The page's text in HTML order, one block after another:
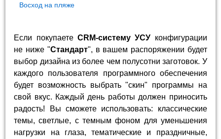
Восход на пляже
Если покупаете CRM-систему УСУ конфигурации
не ниже "Стандарт", в вашем распоряжении будет
выбор дизайна из более чем полусотни заготовок. У
каждого пользователя программного обеспечения
будет возможность выбрать "скин" программы на
свой вкус. Каждый день работы должен приносить
радость! Вы сможете использовать: классические
темы, светлые, с темным фоном для уменьшения
нагрузки на глаза, тематические и праздничные,